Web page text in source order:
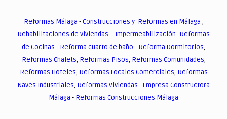
Reformas Málaga -Construcciones y Reformas en Málaga ,
Rehabilitaciones de viviendas - Impermeabilización -Reformas
de Cocinas - Reforma cuarto de baño - Reforma Dormitorios,
Reformas Chalets, Reformas Pisos, Reformas Comunidades,
Reformas Hoteles, Reformas Locales Comerciales, Reformas
Naves Industriales, Reformas Viviendas -Empresa Constructora
Málaga - Reformas Construcciones Málaga